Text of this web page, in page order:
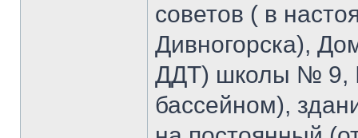
советов ( в
Дивногорска),
ДДТ) школы № 9,
бассейном),